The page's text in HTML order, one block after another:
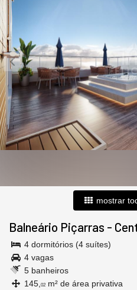
mostrar
Balneário Piçarras -
4 dormitórios (4 suítes)
4 vagas
5 banheiros
145, 02 m² de área privativa